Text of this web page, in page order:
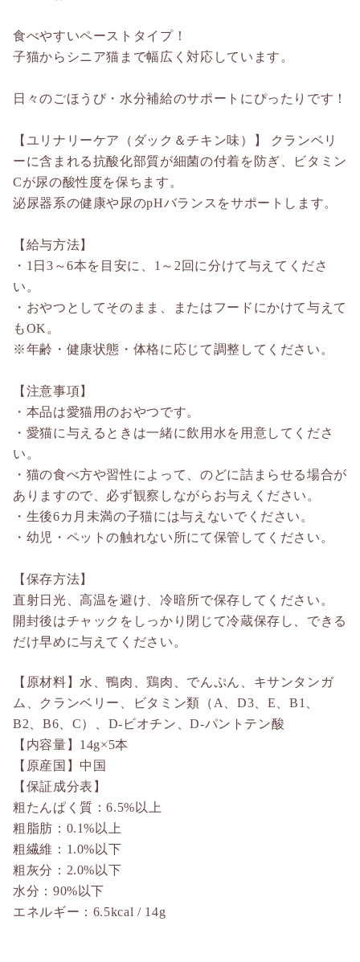
食べやすいペーストタイプ！
子猫からシニア猫まで幅広く対応しています。
日々のごほうび・水分補給のサポートにぴったりです！
【ユリナリーケア（ダック＆チキン味）】 クランベリ
ーに含まれる抗酸化部質が細菌の付着を防ぎ、ビタミン
Cが尿の酸性度を保ちます。
泌尿器系の健康や尿のpHバランスをサポートします。
【給与方法】
・1日3～6本を目安に、1～2回に分けて与えてくださ
い。
・おやつとしてそのまま、またはフードにかけて与えて
もOK。
※年齢・健康状態・体格に応じて調整してください。
【注意事項】
・本品は愛猫用のおやつです。
・愛猫に与えるときは一緒に飲用水を用意してくださ
い。
・猫の食べ方や習性によって、のどに詰まらせる場合が
ありますので、必ず観察しながらお与えください。
・生後6カ月未満の子猫には与えないでください。
・幼児・ペットの触れない所にて保管してください。
【保存方法】
直射日光、高温を避け、冷暗所で保存してください。
開封後はチャックをしっかり閉じて冷蔵保存し、できる
だけ早めに与えてください。
【原材料】水、鴨肉、鶏肉、でんぷん、キサンタンガ
ム、クランベリー、ビタミン類（A、D3、E、B1、
B2、B6、C）、D-ビオチン、D-パントテン酸
【内容量】14g×5本
【原産国】中国
【保証成分表】
粗たんぱく質：6.5%以上
粗脂肪：0.1%以上
粗繊維：1.0%以下
粗灰分：2.0%以下
水分：90%以下
エネルギー：6.5kcal / 14g